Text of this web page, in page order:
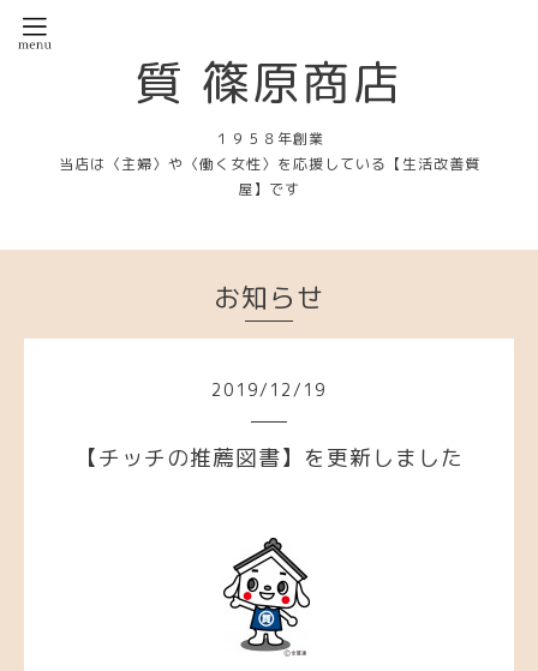
質 篠原商店
１９５８年創業
当店は〈主婦〉や〈働く女性〉を応援している【生活改善質
屋】です
お知らせ
2019/ 12/ 19
【チッチの推薦図書】を更新しました